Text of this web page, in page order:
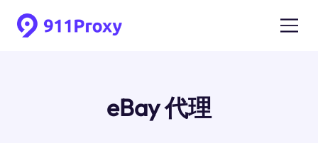
eBay 代理